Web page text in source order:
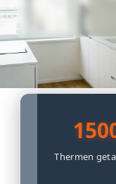
Thermen